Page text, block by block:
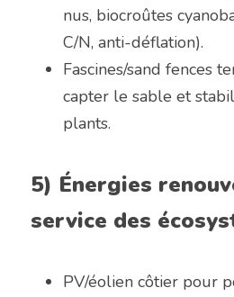
nus, biocroûtes
C/N, anti-déflation).
Fascines/sand fences
capter le sable et
plants.
5) Énergies
service des
PV/éolien côtier pour